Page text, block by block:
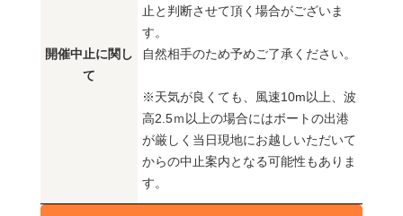
開催中止に関し
て
止と判断させて頂く場合がございま
す。
自然相手のため予めご了承ください。
※天気が良くても、風速10m以上、波
高2.5ｍ以上の場合にはボートの出港
が厳しく当日現地にお越しいただいて
からの中止案内となる可能性もありま
す。